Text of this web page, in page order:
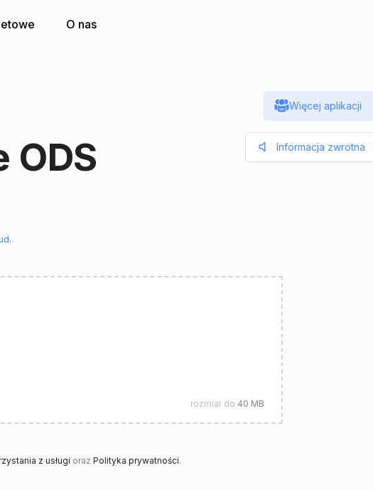
O nas
ODS
.
rozmiar do 40 MB
z usługi oraz Polityka prywatności.
Więcej aplikacji
Informacja zwrotna